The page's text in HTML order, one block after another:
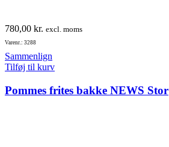
780,00 kr. excl. moms
Varenr.: 3288
Sammenlign
Tilføj til kurv
Pommes frites bakke NEWS Stor